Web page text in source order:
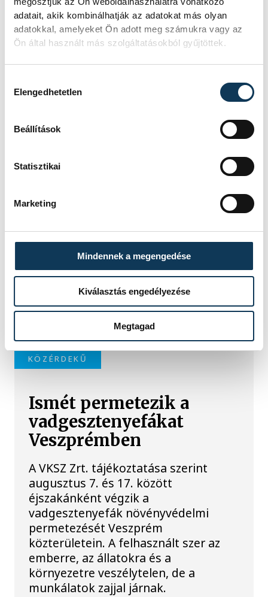
adatait, akik kombinálhatják az adatokat más olyan
adatokkal, amelyeket Ön adott meg számukra vagy az
Ön által használt más szolgáltatásokból gyűjtöttek.
Elengedhetetlen
Beállítások
Statisztikai
Marketing
Mindennek a megengedése
Kiválasztás engedélyezése
Megtagad
Ideiglenes
forgalomkorlátozás a
Jókai utcában
szabálytalanságot talált
A Nemzeti Adó- és Vámhivatal nyári
ellenőrzéssorozatában július
óta Somogy, Veszprém és Zala
vármegyében vizsgálják a
legforgalmasabb nyári
szolgáltatókat, köztük a
vendéglátóhelyeket, a sporteszköz-
KÖZÉRDEKŰ
Ismét permetezik a
vadgesztenyefákat
Veszprémben
A VKSZ Zrt. tájékoztatása szerint
augusztus 7. és 17. között
éjszakánként végzik a
vadgesztenyefák növényvédelmi
permetezését Veszprém
közterületein. A felhasznált szer az
emberre, az állatokra és a
környezetre veszélytelen, de a
munkálatok zajjal járnak.